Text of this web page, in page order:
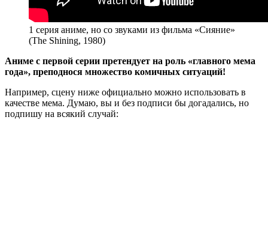
1 серия аниме, но со звуками из фильма «Сияние»
(The Shining, 1980)
Аниме с первой серии претендует на роль «главного мема
года», преподнося множество комичных ситуаций!
Например, сцену ниже официально можно использовать в
качестве мема. Думаю, вы и без подписи бы догадались, но
подпишу на всякий случай: